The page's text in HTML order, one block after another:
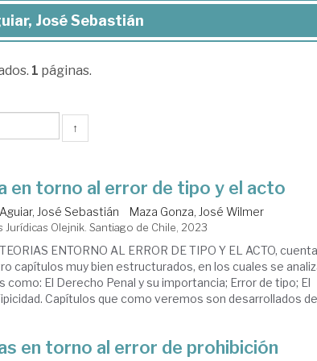
José Sebastián
1 páginas.
↑
en torno al error de tipo y el acto
José Sebastián Maza Gonza, José Wilmer
Jurídicas Olejnik. Santiago de Chile, 2023
ENTORNO AL ERROR DE TIPO Y EL ACTO, cuenta
capítulos muy bien estructurados, en los cuales se
como: El Derecho Penal y su importancia; Error de tipo; El
Capítulos que como veremos son desarrollados de
en torno al error de prohibición